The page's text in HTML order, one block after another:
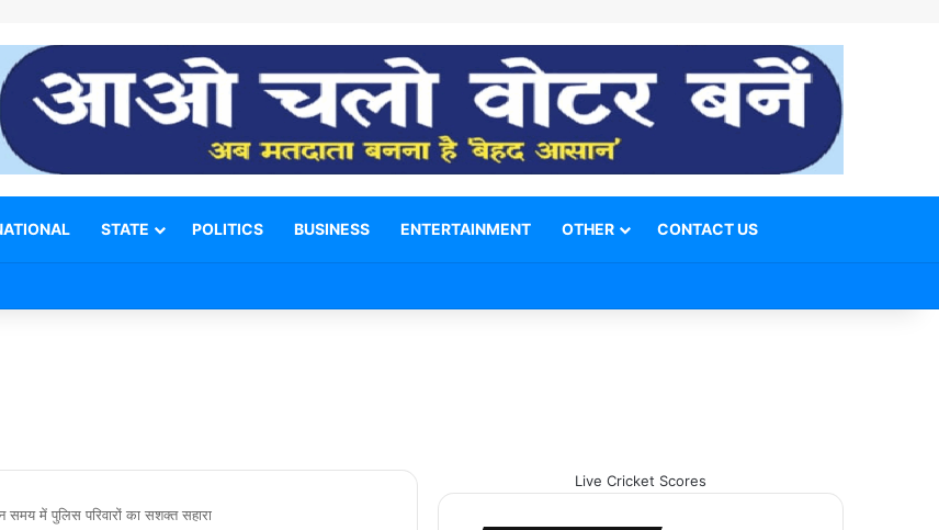
STATE POLITICS BUSINESS ENTERTAINMENT OTHER CONTACT US
में पुलिस परिवारों का सशक्त सहारा
Live Cricket Scores